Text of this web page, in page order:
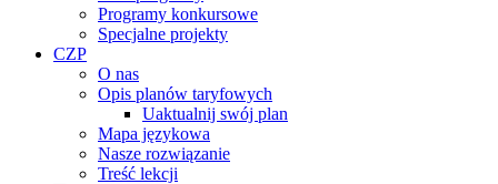
Programy konkursowe
Specjalne projekty
CZP
O nas
Opis planów taryfowych
Uaktualnij swój plan
Mapa językowa
Nasze rozwiązanie
Treść lekcji